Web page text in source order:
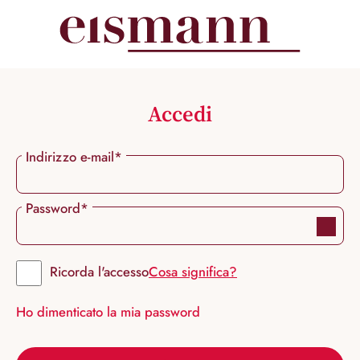
principale
Accedi
Indirizzo e-mail*
Password*
Ricorda l'accessoCosa significa?
Ho dimenticato la mia password